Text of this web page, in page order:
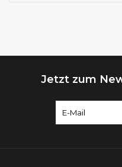
Jetzt zum